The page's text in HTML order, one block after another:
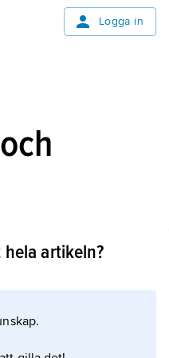
Logga in
and Ireland
då Irland delades,
artikeln?